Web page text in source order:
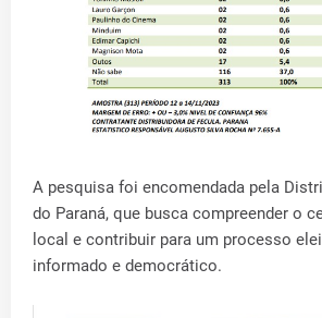
A pesquisa foi encomendada pela
do Paraná, que busca compreender o
local e contribuir para um processo
informado e democrático.